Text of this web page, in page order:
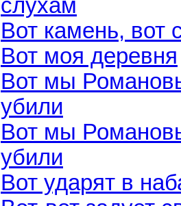
слухам
Вот камень, вот
Вот моя деревня
Вот мы
убили
Вот мы
убили
Вот ударят в